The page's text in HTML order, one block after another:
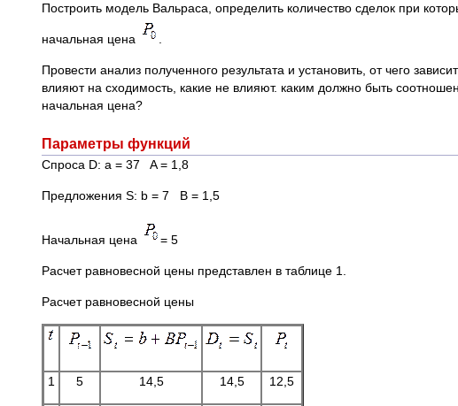
Построить модель Вальраса, определить количество сделок при
начальная цена
Провести анализ полученного результата и установить, от чего
влияют на сходимость, какие не влияют. каким должно быть
начальная цена?
Параметры функций
Спроса D: a = 37 A = 1,8
Предложения S: b = 7 B = 1,5
Начальная цена = 5
Расчет равновесной цены представлен в таблице 1.
Расчет равновесной цены
1 5 14,5 14,5 12,5